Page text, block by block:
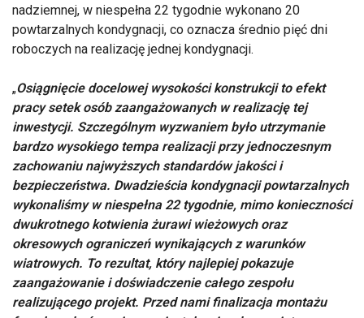
nadziemnej, w niespełna 22 tygodnie wykonano 20
powtarzalnych kondygnacji, co oznacza średnio pięć dni
roboczych na realizację jednej kondygnacji.
„Osiągnięcie docelowej wysokości konstrukcji to efekt
pracy setek osób zaangażowanych w realizację tej
inwestycji. Szczególnym wyzwaniem było utrzymanie
bardzo wysokiego tempa realizacji przy jednoczesnym
zachowaniu najwyższych standardów jakości i
bezpieczeństwa. Dwadzieścia kondygnacji powtarzalnych
wykonaliśmy w niespełna 22 tygodnie, mimo konieczności
dwukrotnego kotwienia żurawi wieżowych oraz
okresowych ograniczeń wynikających z warunków
wiatrowych. To rezultat, który najlepiej pokazuje
zaangażowanie i doświadczenie całego zespołu
realizującego projekt. Przed nami finalizacja montażu